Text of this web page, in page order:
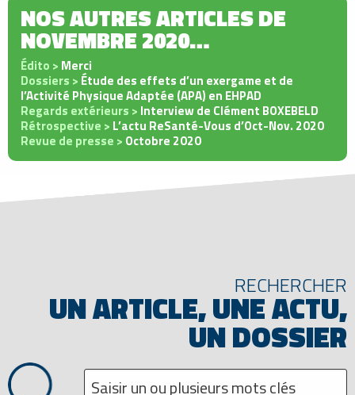
NOS AUTRES ARTICLES DE
NOVEMBRE 2020…
Édito > Merci
Dossiers > Étude des effets d’un exergame et de
l’Activité Physique Adaptée (APA) en EHPAD
Regards extérieurs > Interview de Clément BOXEBELD
Rétrospective > L’actu ReSanté-Vous d’Oct-Nov. 2020
Revue de presse > Octobre 2020
RECHERCHER
UN ARTICLE, UNE ACTU,
UN DOSSIER